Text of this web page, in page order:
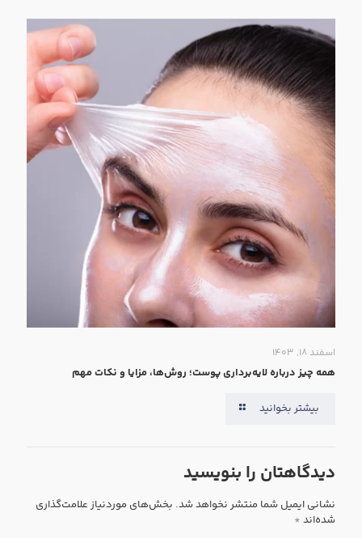
اسفند ۱۸, ۱۴۰۳
همه‌ چیز درباره لایه‌برداری پوست؛ روش‌ها، مزایا و نکات مهم
بیشتر بخوانید
دیدگاهتان را بنویسید
نشانی ایمیل شما منتشر نخواهد شد. بخش‌های موردنیاز علامت‌گذاری
شده‌اند *